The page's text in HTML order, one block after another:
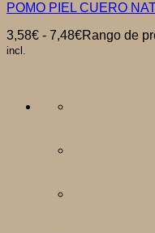
POMO PIEL CUERO
3,58€ - 7,48€Rango de
incl.